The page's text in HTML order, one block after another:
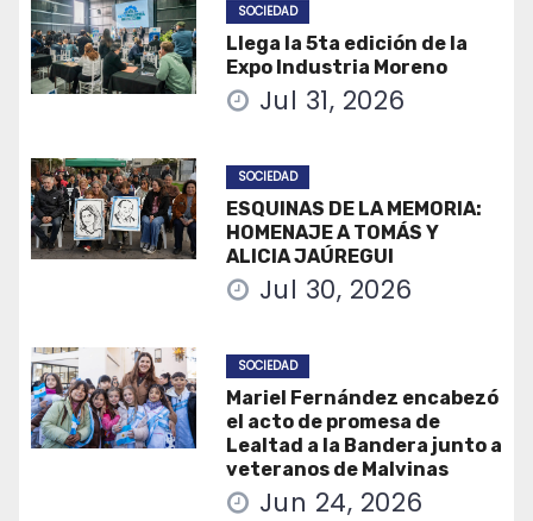
SOCIEDAD
Llega la 5ta edición de la
Expo Industria Moreno
Jul 31, 2026
SOCIEDAD
ESQUINAS DE LA MEMORIA:
HOMENAJE A TOMÁS Y
ALICIA JAÚREGUI
Jul 30, 2026
SOCIEDAD
Mariel Fernández encabezó
el acto de promesa de
Lealtad a la Bandera junto a
veteranos de Malvinas
Jun 24, 2026